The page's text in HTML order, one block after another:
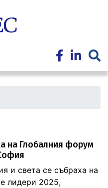
на Глобалния форум
и света се събраха на
лидери 2025,